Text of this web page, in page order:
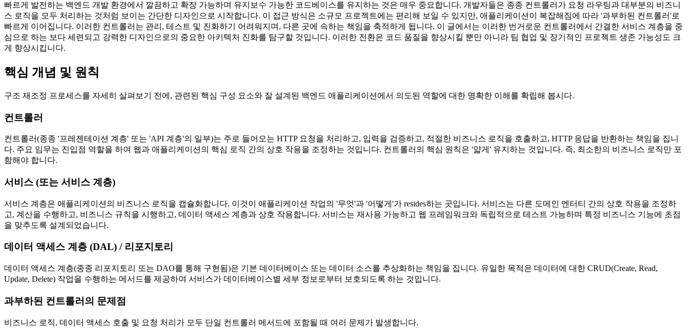
빠르게 발전하는 백엔드 개발 환경에서 깔끔하고 확장 가능하며 유지보수 가능한 코드베이스를 유지하는 것은 매우 중요합니다. 개발자들은 종종 컨트롤러가 요청 라우팅과 대부분의 비즈니
스 로직을 모두 처리하는 것처럼 보이는 간단한 디자인으로 시작합니다. 이 접근 방식은 소규모 프로젝트에는 편리해 보일 수 있지만, 애플리케이션이 복잡해짐에 따라 '과부하된 컨트롤러'로
빠르게 이어집니다. 이러한 컨트롤러는 관리, 테스트 및 진화하기 어려워지며, 다른 곳에 속하는 책임을 축적하게 됩니다. 이 글에서는 이러한 번거로운 컨트롤러에서 간결한 서비스 계층을 중
심으로 하는 보다 세련되고 강력한 디자인으로의 중요한 아키텍처 진화를 탐구할 것입니다. 이러한 전환은 코드 품질을 향상시킬 뿐만 아니라 팀 협업 및 장기적인 프로젝트 생존 가능성도 크
게 향상시킵니다.
핵심 개념 및 원칙
구조 재조정 프로세스를 자세히 살펴보기 전에, 관련된 핵심 구성 요소와 잘 설계된 백엔드 애플리케이션에서 의도된 역할에 대한 명확한 이해를 확립해 봅시다.
컨트롤러
컨트롤러(종종 '프레젠테이션 계층' 또는 'API 계층'의 일부)는 주로 들어오는 HTTP 요청을 처리하고, 입력을 검증하고, 적절한 비즈니스 로직을 호출하고, HTTP 응답을 반환하는 책임을 집니
다. 주요 임무는 진입점 역할을 하여 웹과 애플리케이션의 핵심 로직 간의 상호 작용을 조정하는 것입니다. 컨트롤러의 핵심 원칙은 '얇게' 유지하는 것입니다. 즉, 최소한의 비즈니스 로직만 포
함해야 합니다.
서비스 (또는 서비스 계층)
서비스 계층은 애플리케이션의 비즈니스 로직을 캡슐화합니다. 이것이 애플리케이션 작업의 '무엇'과 '어떻게'가 resides하는 곳입니다. 서비스는 다른 도메인 엔터티 간의 상호 작용을 조정하
고, 계산을 수행하고, 비즈니스 규칙을 시행하고, 데이터 액세스 계층과 상호 작용합니다. 서비스는 재사용 가능하고 웹 프레임워크와 독립적으로 테스트 가능하며 특정 비즈니스 기능에 초점
을 맞추도록 설계되었습니다.
데이터 액세스 계층 (DAL) / 리포지토리
데이터 액세스 계층(종종 리포지토리 또는 DAO를 통해 구현됨)은 기본 데이터베이스 또는 데이터 소스를 추상화하는 책임을 집니다. 유일한 목적은 데이터에 대한 CRUD(Create, Read,
Update, Delete) 작업을 수행하는 메서드를 제공하여 서비스가 데이터베이스별 세부 정보로부터 보호되도록 하는 것입니다.
과부하된 컨트롤러의 문제점
비즈니스 로직, 데이터 액세스 호출 및 요청 처리가 모두 단일 컨트롤러 메서드에 포함될 때 여러 문제가 발생합니다.